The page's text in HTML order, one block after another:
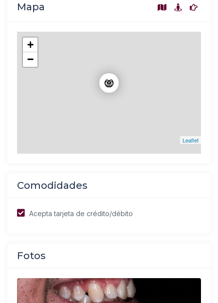
Mapa
+
−
Leaflet
Comodidades
Acepta tarjeta de crédito/débito
Fotos